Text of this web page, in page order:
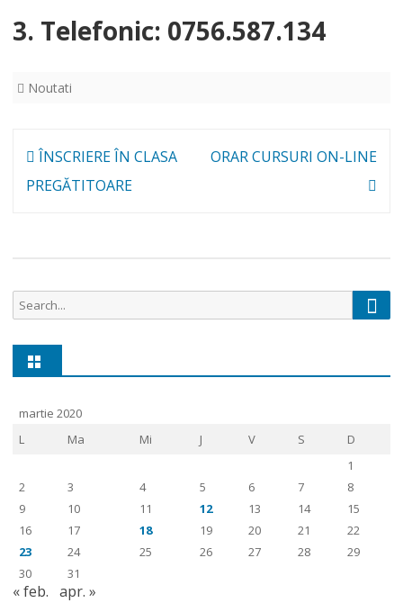
3. Telefonic: 0756.587.134
Noutati
Navigare
în
ÎNSCRIERE ÎN CLASA
PREGĂTITOARE
ORAR CURSURI ON-LINE
Search
for:
martie 2020
L
Ma Mi J V S
D
1
2
3 4 5 6 7
8
9
10 11 12 13 14
15
16
17 18 19 20 21
22
23
24 25 26 27 28
29
30
31
« feb. apr. »